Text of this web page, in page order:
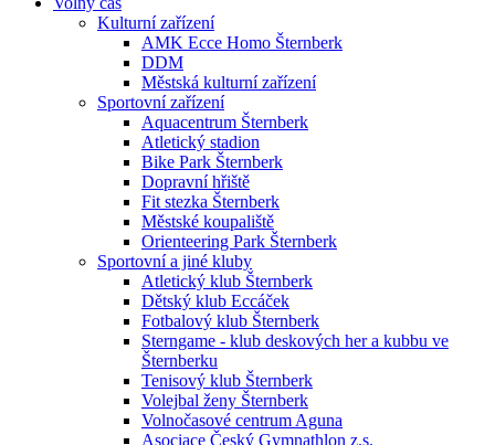
Kulturní zařízení
AMK Ecce Homo Šternberk
DDM
Městská kulturní zařízení
Sportovní zařízení
Aquacentrum Šternberk
Atletický stadion
Bike Park Šternberk
Dopravní hřiště
Fit stezka Šternberk
Městské koupaliště
Orienteering Park Šternberk
Sportovní a jiné kluby
Atletický klub Šternberk
Dětský klub Eccáček
Fotbalový klub Šternberk
Sterngame - klub deskových her a kubbu ve
Šternberku
Tenisový klub Šternberk
Volejbal ženy Šternberk
Volnočasové centrum Aguna
Asociace Český Gymnathlon z.s.